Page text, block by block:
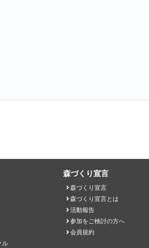
ル
森づくり宣言
森づくり宣言
森づくり宣言とは
活動報告
参加をご検討の方へ
会員規約